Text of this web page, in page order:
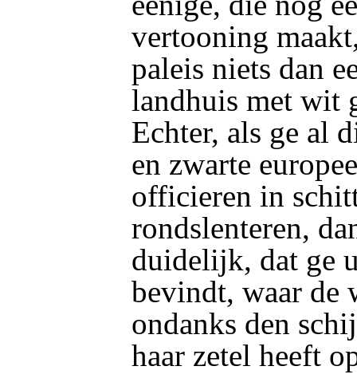
vertooning
paleis niets dan
landhuis met wit
Echter, als ge al
en zwarte
officieren in
rondslenteren,
duidelijk, dat ge
bevindt, waar de
ondanks den
haar zetel heeft